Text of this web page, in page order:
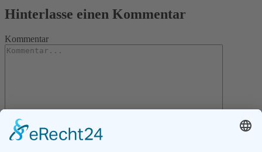
Hinterlasse einen Kommentar
Kommentar